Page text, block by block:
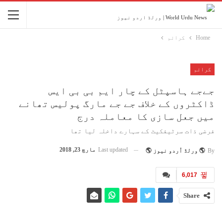
Home کرائم
کرائم
جےجے ہاسپٹل کے چار ایم بی بی ایس
ڈاکٹروں کے خلاف جے جے مارگ پولیس تھانے
میں جعل سازی کا معاملہ درج
فرضی ذات سرٹیفکیٹ کے سہارے داخلہ لیا تھا
By 🌎 ورلڈ اُردو نیوز 🌎 Last updated مارچ 23, 2018
6,017
Share